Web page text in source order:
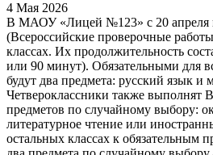
4 Мая 2026
В МАОУ «Лицей №123» с 20 апреля
(Всероссийские проверочные
классах. Их продолжительность
или 90 минут). Обязательными для
будут два предмета: русский язык и
Четвероклассники также выполнят
предметов по случайному выбору:
литературное чтение или
остальных классах к обязательным